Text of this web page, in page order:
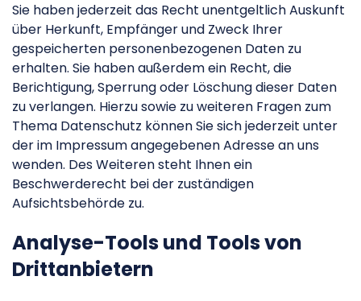
Sie haben jederzeit das Recht unentgeltlich Auskunft
über Herkunft, Empfänger und Zweck Ihrer
gespeicherten personenbezogenen Daten zu
erhalten. Sie haben außerdem ein Recht, die
Berichtigung, Sperrung oder Löschung dieser Daten
zu verlangen. Hierzu sowie zu weiteren Fragen zum
Thema Datenschutz können Sie sich jederzeit unter
der im Impressum angegebenen Adresse an uns
wenden. Des Weiteren steht Ihnen ein
Beschwerderecht bei der zuständigen
Aufsichtsbehörde zu.
Analyse-Tools und Tools von
Drittanbietern